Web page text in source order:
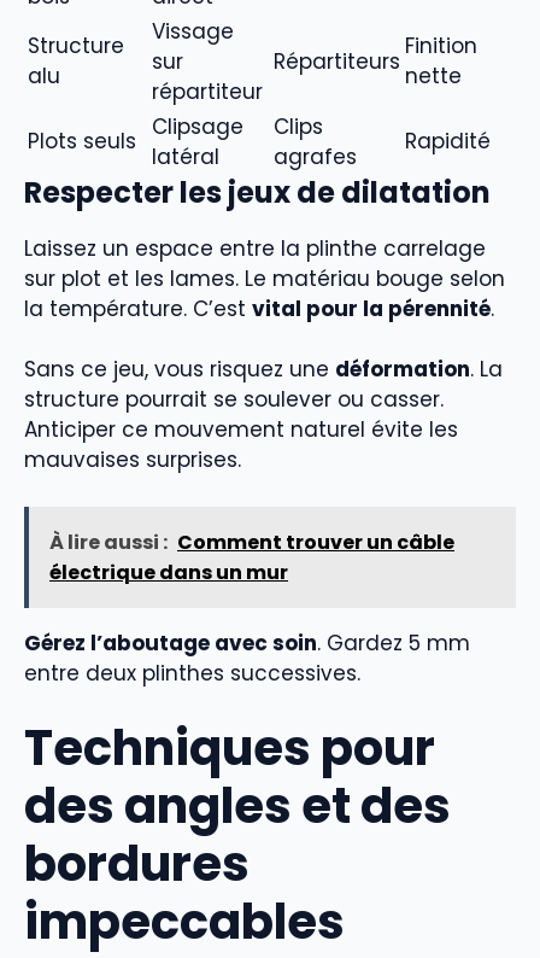
Structure
alu
Vissage
sur
répartiteur
Répartiteurs
Finition
nette
Plots seuls
Clipsage
latéral
Clips
agrafes
Rapidité
Respecter les jeux de dilatation
Laissez un espace entre la plinthe carrelage
sur plot et les lames. Le matériau bouge selon
la température. C’est vital pour la pérennité.
Sans ce jeu, vous risquez une déformation. La
structure pourrait se soulever ou casser.
Anticiper ce mouvement naturel évite les
mauvaises surprises.
À lire aussi : Comment trouver un câble
électrique dans un mur
Gérez l’aboutage avec soin. Gardez 5 mm
entre deux plinthes successives.
Techniques pour
des angles et des
bordures
impeccables